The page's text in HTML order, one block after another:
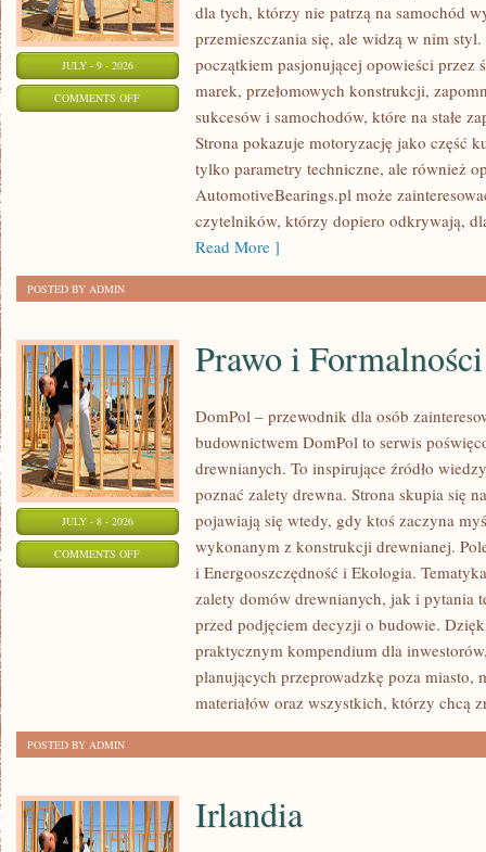
JULY - 9 - 2026
COMMENTS OFFON
WYDARZENIA
SPOTKANIA
KLASYKÓW
dla tych, którzy nie patrzą na samochód
przemieszczania się, ale widzą w nim
początkiem pasjonującej opowieści przez
marek, przełomowych konstrukcji,
sukcesów i samochodów, które na stałe
Strona pokazuje motoryzację jako część
tylko parametry techniczne, ale również
AutomotiveBearings.pl może
czytelników, którzy dopiero odkrywają,
Read More ]
POSTED BY ADMIN
JULY - 8 - 2026
COMMENTS OFFON
FORMALNOŚCI
Prawo i Formalności
DomPol – przewodnik dla osób
budownictwem DomPol to serwis
drewnianych. To inspirujące źródło
poznać zalety drewna. Strona skupia się
pojawiają się wtedy, gdy ktoś zaczyna
wykonanym z konstrukcji drewnianej.
i Energooszczędność i Ekologia.
zalety domów drewnianych, jak i pytania
przed podjęciem decyzji o budowie.
praktycznym kompendium dla
planujących przeprowadzkę poza miasto,
materiałów oraz wszystkich, którzy chcą
POSTED BY ADMIN
Irlandia